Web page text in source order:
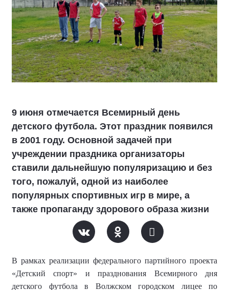
9 июня отмечается Всемирный день
детского футбола. Этот праздник появился
в 2001 году. Основной задачей при
учреждении праздника организаторы
ставили дальнейшую популяризацию и без
того, пожалуй, одной из наиболее
популярных спортивных игр в мире, а
также пропаганду здорового образа жизни
В рамках реализации федерального партийного проекта
«Детский спорт» и празднования Всемирного дня
детского футбола в Волжском городском лицее по